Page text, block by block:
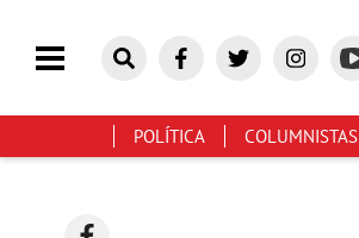
POLÍTICA COLUMNISTAS